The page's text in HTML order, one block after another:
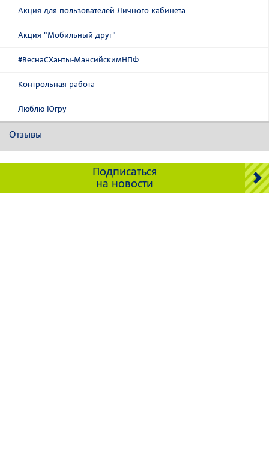
Акция для пользователей Личного кабинета
Акция "Мобильный друг"
#ВеснаСХанты-МансийскимНПФ
Контрольная работа
Люблю Югру
Отзывы
Подписаться
на новости